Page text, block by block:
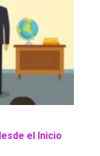
el Inicio